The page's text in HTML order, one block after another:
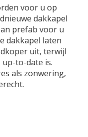
voor u op
dakkapel
prefab voor u
dakkapel laten
uit, terwijl
up-to-date is.
als zonwering,